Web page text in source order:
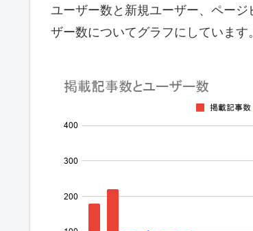
ユーザー数と新規ユーザー、ペー
ザー数についてグラフにしています。